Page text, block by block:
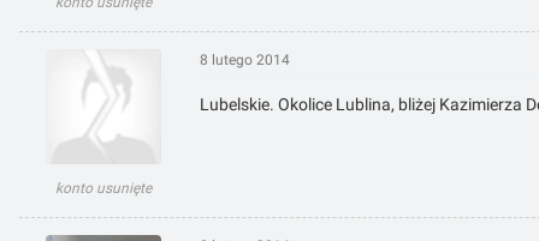
konto usunięte
8 lutego 2014
Lubelskie. Okolice Lublina, bliżej Kazimierza